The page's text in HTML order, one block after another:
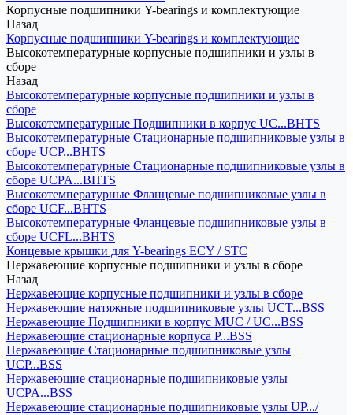
Корпусные подшипники Y-bearings и комплектующие
Назад
Корпусные подшипники Y-bearings и комплектующие
Высокотемпературные корпусные подшипники и узлы в
сборе
Назад
Высокотемпературные корпусные подшипники и узлы в
сборе
Высокотемпературные Подшипники в корпус UC...BHTS
Высокотемпературные Стационарные подшипниковые узлы в
сборе UCP...BHTS
Высокотемпературные Стационарные подшипниковые узлы в
сборе UCPA...BHTS
Высокотемпературные Фланцевые подшипниковые узлы в
сборе UCF...BHTS
Высокотемпературные Фланцевые подшипниковые узлы в
сборе UCFL...BHTS
Концевые крышки для Y-bearings ECY / STC
Нержавеющие корпусные подшипники и узлы в сборе
Назад
Нержавеющие корпусные подшипники и узлы в сборе
Нержавеющие натяжные подшипниковые узлы UCT...BSS
Нержавеющие Подшипники в корпус MUC / UC...BSS
Нержавеющие стационарные корпуса P...BSS
Нержавеющие Стационарные подшипниковые узлы
UCP...BSS
Нержавеющие стационарные подшипниковые узлы
UCPA...BSS
Нержавеющие стационарные подшипниковые узлы UP.../